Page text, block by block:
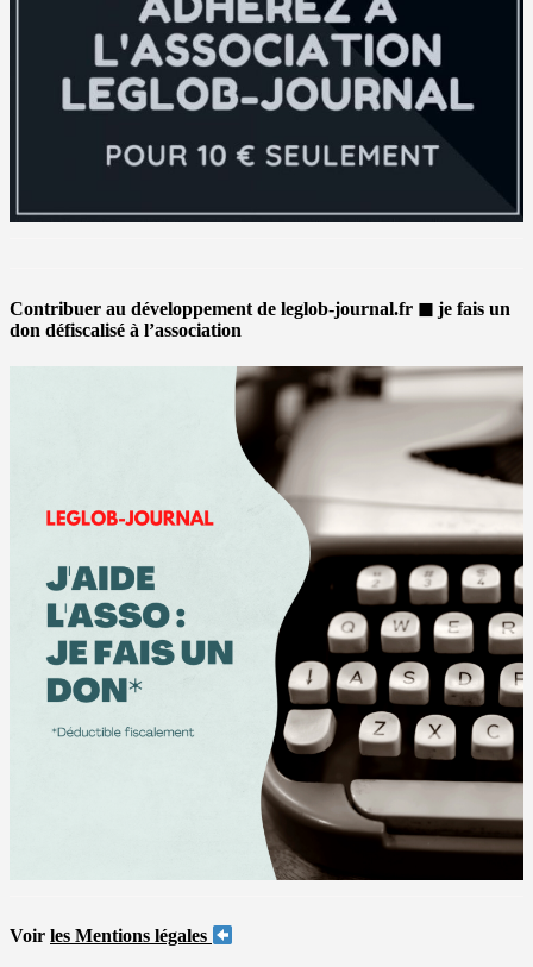
Contribuer au développement de leglob-journal.fr ◼ je fais un
don défiscalisé à l’association
Voir les Mentions légales